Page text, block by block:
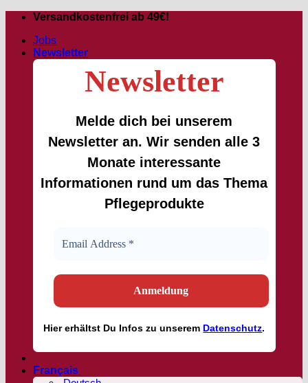
Passer
contenu
Versandkostenfrei ab 49€!
Jobs
Newsletter
Newsletter
Melde dich bei unserem
Newsletter an. Wir senden alle 3
Monate interessante
Informationen rund um das Thema
Pflegeprodukte
Hiererhältst Du Infos zu unserem Datenschutz.
Français